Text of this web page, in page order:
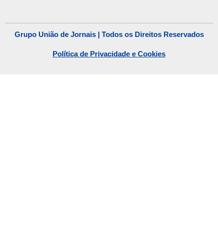
Grupo União de Jornais | Todos os Direitos Reservados
Política de Privacidade e Cookies